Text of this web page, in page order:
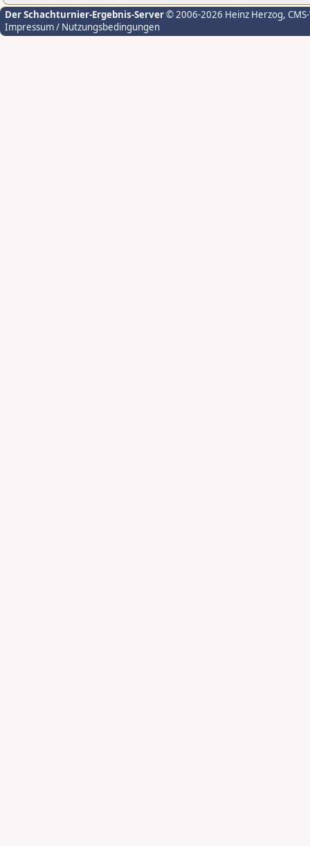
Der Schachturnier-Ergebnis-Server© 2006-2026 Heinz Herzog,
Impressum / Nutzungsbedingungen